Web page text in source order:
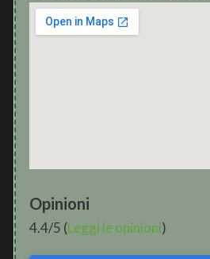
Opinioni
4.4/5 (Leggi le opinioni)